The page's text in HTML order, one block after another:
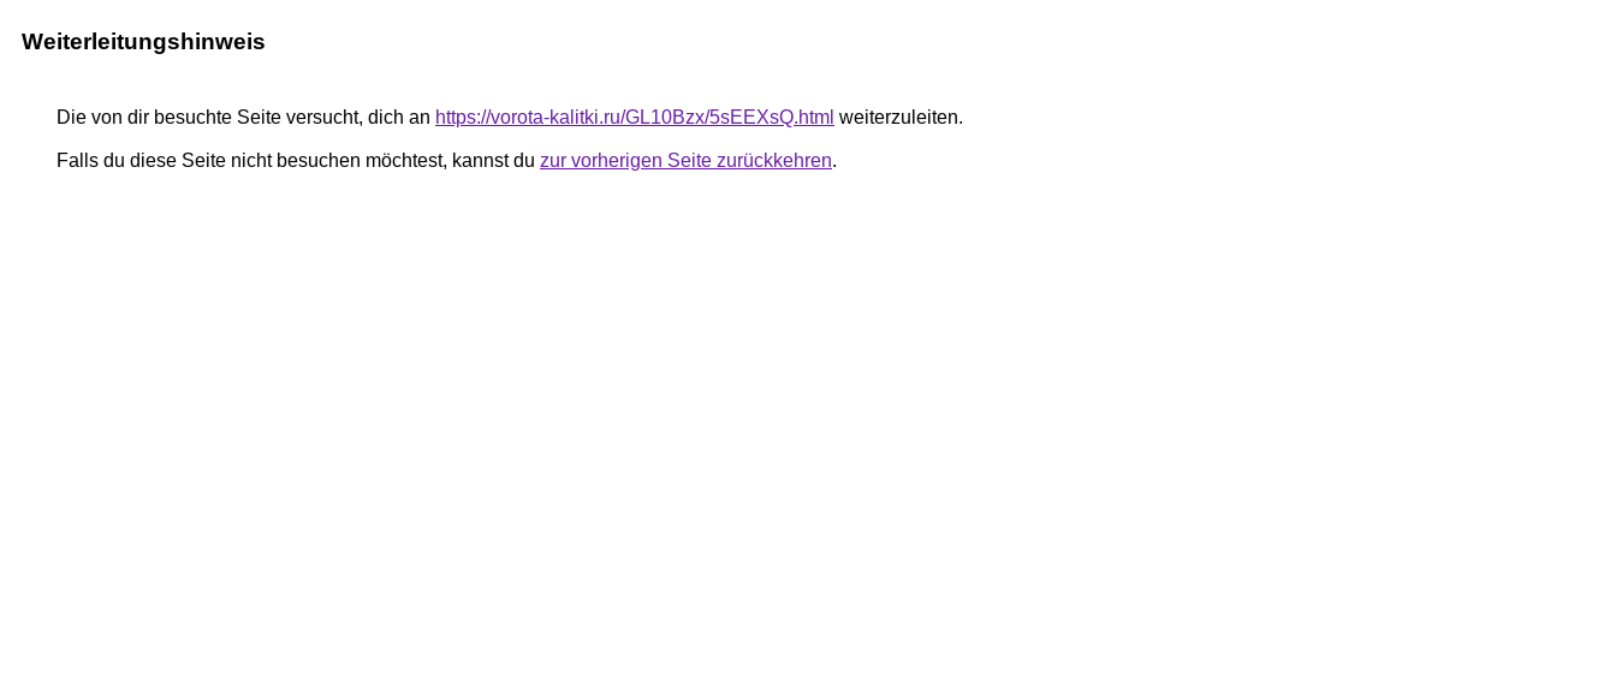
Weiterleitungshinweis
Die von dir besuchte Seite versucht, dich an https://vorota-kalitki.ru/GL10Bzx/5sEEXsQ.html weiterzuleiten.
Falls du diese Seite nicht besuchen möchtest, kannst du zur vorherigen Seite zurückkehren.